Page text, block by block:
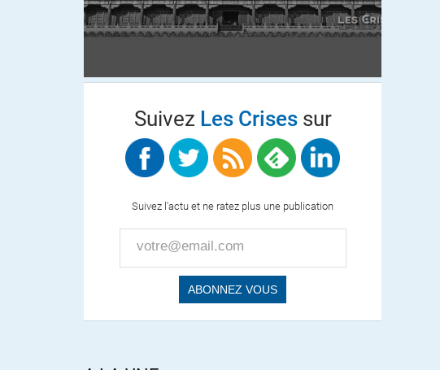
Suivez Les Crisessur
Suivez l'actu et ne ratez plus une publication